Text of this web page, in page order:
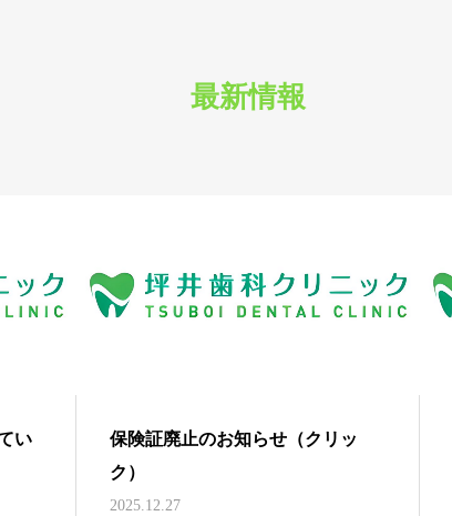
最新情報
い
保険証廃止のお知らせ（クリッ
ク）
2025.12.27